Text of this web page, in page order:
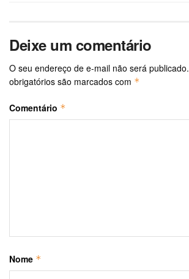
Deixe um comentário
O seu endereço de e-mail não será publicado.
obrigatórios são marcados com *
Comentário *
Nome *